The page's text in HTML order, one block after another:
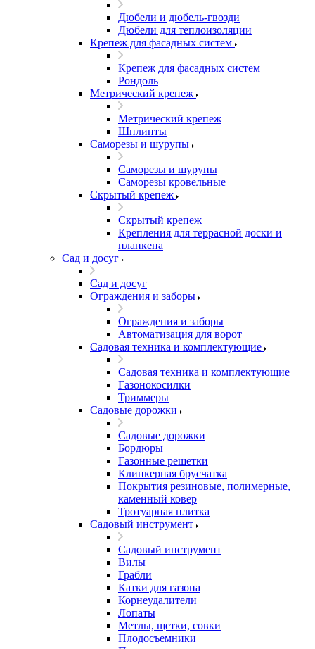
Дюбели и дюбель-гвозди
Дюбели для теплоизоляции
Крепеж для фасадных систем
Крепеж для фасадных систем
Рондоль
Метрический крепеж
Метрический крепеж
Шплинты
Саморезы и шурупы
Саморезы и шурупы
Саморезы кровельные
Скрытый крепеж
Скрытый крепеж
Крепления для террасной доски и
планкена
Сад и досуг
Сад и досуг
Ограждения и заборы
Ограждения и заборы
Автоматизация для ворот
Садовая техника и комплектующие
Садовая техника и комплектующие
Газонокосилки
Триммеры
Садовые дорожки
Садовые дорожки
Бордюры
Газонные решетки
Клинкерная брусчатка
Покрытия резиновые, полимерные,
каменный ковер
Тротуарная плитка
Садовый инструмент
Садовый инструмент
Вилы
Грабли
Катки для газона
Корнеудалители
Лопаты
Метлы, щетки, совки
Плодосъемники